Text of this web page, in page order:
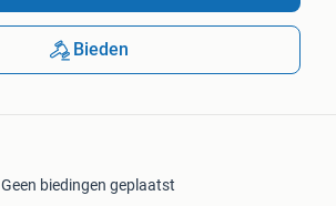
Bieden
Geen biedingen geplaatst